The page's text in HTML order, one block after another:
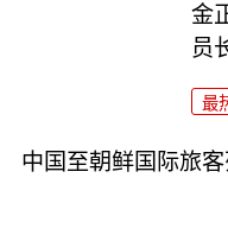
金
员
最
中国至朝鲜国际旅